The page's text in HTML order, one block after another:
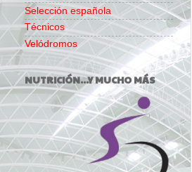
Selección española
Técnicos
Velódromos
NUTRICIÓN...Y MUCHO MÁS